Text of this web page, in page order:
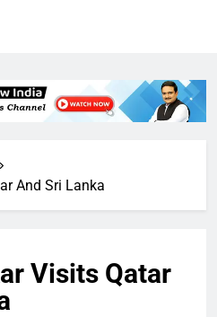
And Sri Lanka
Visits Qatar